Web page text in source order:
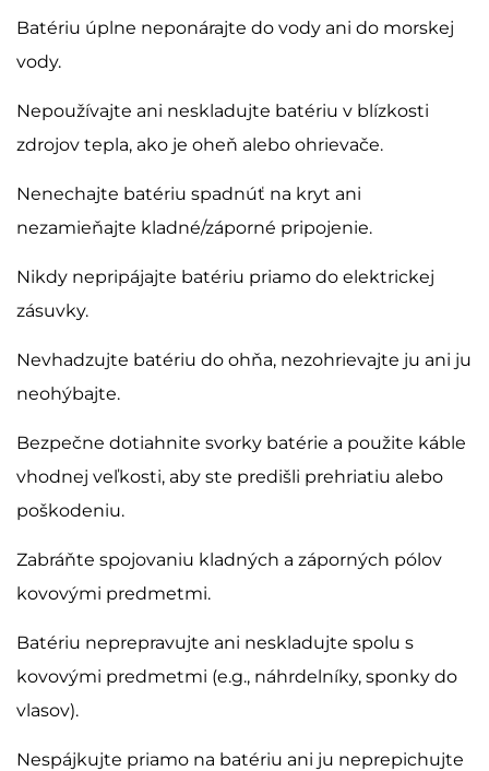
Batériu úplne neponárajte do vody ani do morskej
vody.
Nepoužívajte ani neskladujte batériu v blízkosti
zdrojov tepla, ako je oheň alebo ohrievače.
Nenechajte batériu spadnúť na kryt ani
nezamieňajte kladné/záporné pripojenie.
Nikdy nepripájajte batériu priamo do elektrickej
zásuvky.
Nevhadzujte batériu do ohňa, nezohrievajte ju ani ju
neohýbajte.
Bezpečne dotiahnite svorky batérie a použite káble
vhodnej veľkosti, aby ste predišli prehriatiu alebo
poškodeniu.
Zabráňte spojovaniu kladných a záporných pólov
kovovými predmetmi.
Batériu neprepravujte ani neskladujte spolu s
kovovými predmetmi (e.g., náhrdelníky, sponky do
vlasov).
Nespájkujte priamo na batériu ani ju neprepichujte